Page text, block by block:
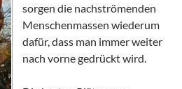
sorgen die nachströmenden
Menschenmassen wiederum
dafür, dass man immer weiter
nach vorne gedrückt wird.